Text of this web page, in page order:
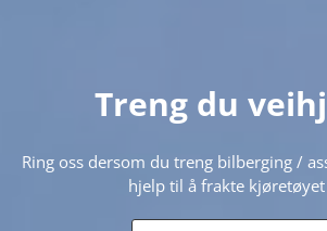
Treng du
Ring oss dersom du treng bilberging /
hjelp til å frakte